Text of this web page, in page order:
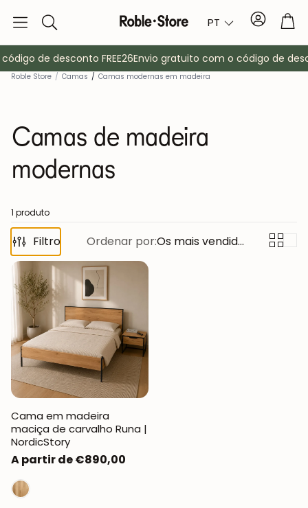
Pesquisa PT Conta
Armários
Bengaleiros
de desconto FREE26Envio gratuito com o código de
Roble Store / Camas / Camas modernas em madeira
Camas de madeira
modernas
1 produto
Filtro Ordenar por: Os mais vendidos
Cama em madeira
maciça de carvalho Runa |
NordicStory
Preço
normal
A partir de €890,00